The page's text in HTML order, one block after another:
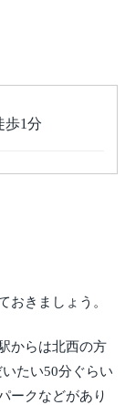
歩1分
おきましょう。
からは北西の方
たい50分ぐらい
ークなどがあり